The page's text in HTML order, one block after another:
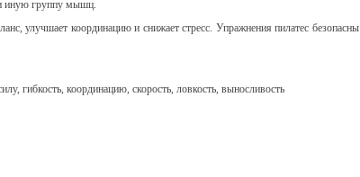
иную группу мышц.
улучшает координацию и снижает стресс. Упражнения пилатес безопасны
гибкость, координацию, скорость, ловкость, выносливость